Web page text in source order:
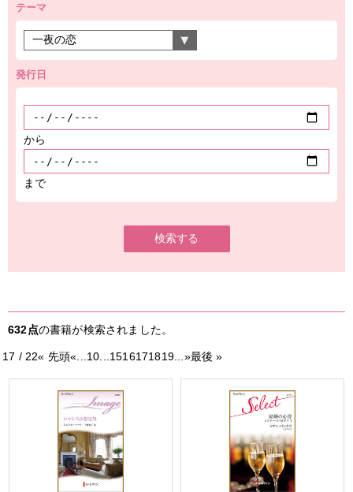
テーマ
発行日
から
まで
検索する
632点の書籍が検索されました。
17 / 22« 先頭« 10 1516171819 »最後 »